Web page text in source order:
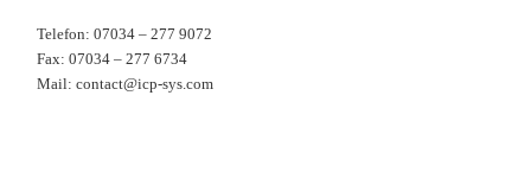
Telefon: 07034 – 277 9072
Fax: 07034 – 277 6734
Mail: contact@icp-sys.com